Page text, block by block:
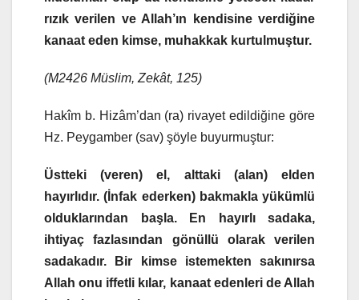
rızık verilen ve Allah’ın kendisine verdiğine
kanaat eden kimse, muhakkak kurtulmuştur.
(M2426 Müslim, Zekât, 125)
Hakîm b. Hizâm’dan (ra) rivayet edildiğine göre
Hz. Peygamber (sav) şöyle buyurmuştur:
Üstteki (veren) el, alttaki (alan) elden
hayırlıdır. (İnfak ederken) bakmakla yükümlü
olduklarından başla. En hayırlı sadaka,
ihtiyaç fazlasından gönüllü olarak verilen
sadakadır. Bir kimse istemekten sakınırsa
Allah onu iffetli kılar, kanaat edenleri de Allah